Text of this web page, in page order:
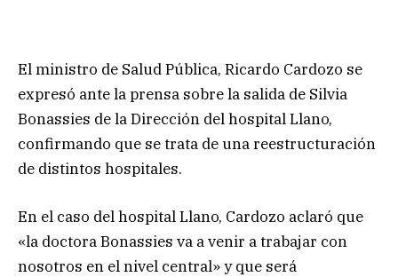
El ministro de Salud Pública, Ricardo Cardozo se
expresó ante la prensa sobre la salida de Silvia
Bonassies de la Dirección del hospital Llano,
confirmando que se trata de una reestructuración
de distintos hospitales.
En el caso del hospital Llano, Cardozo aclaró que
«la doctora Bonassies va a venir a trabajar con
nosotros en el nivel central» y que será